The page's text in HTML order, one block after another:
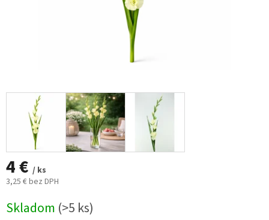
4 € / ks
3,25 € bez DPH
cena:
Skladom (>5 ks)